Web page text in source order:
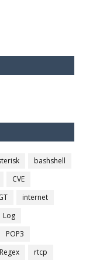
bashshell
CVE
internet
Log
POP3
Regex
rtcp